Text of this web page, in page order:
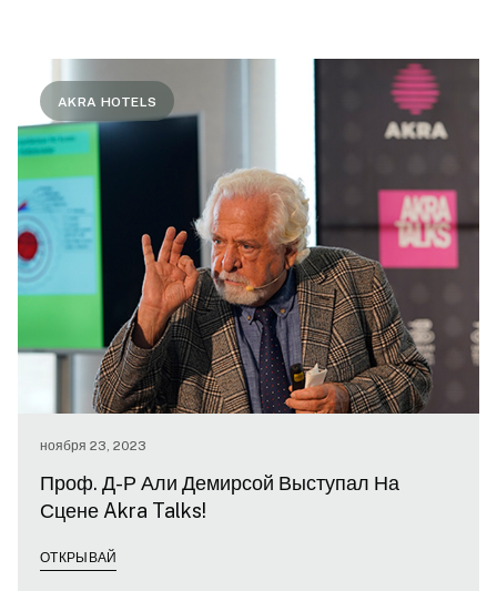
ноября 23, 2023
Проф. Д-Р Али Демирсой Выступал На
Сцене Akra Talks!
ОТКРЫВАЙ
AKRA HOTELS